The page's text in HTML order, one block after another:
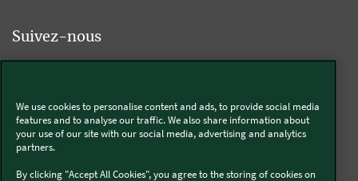
Suivez-nous
Thermomix®
We use cookies to personalise content and ads, to provide social media
features and to analyse our traffic. We also share information about
your use of our site with our social media, advertising and analytics
partners.
By clicking "Accept All Cookies", you agree to the storing of cookies on